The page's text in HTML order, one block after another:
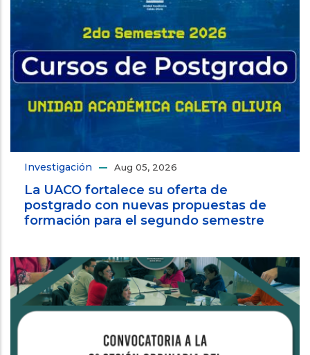
Investigación Aug 05, 2026
La UACO fortalece su oferta de
postgrado con nuevas propuestas de
formación para el segundo semestre